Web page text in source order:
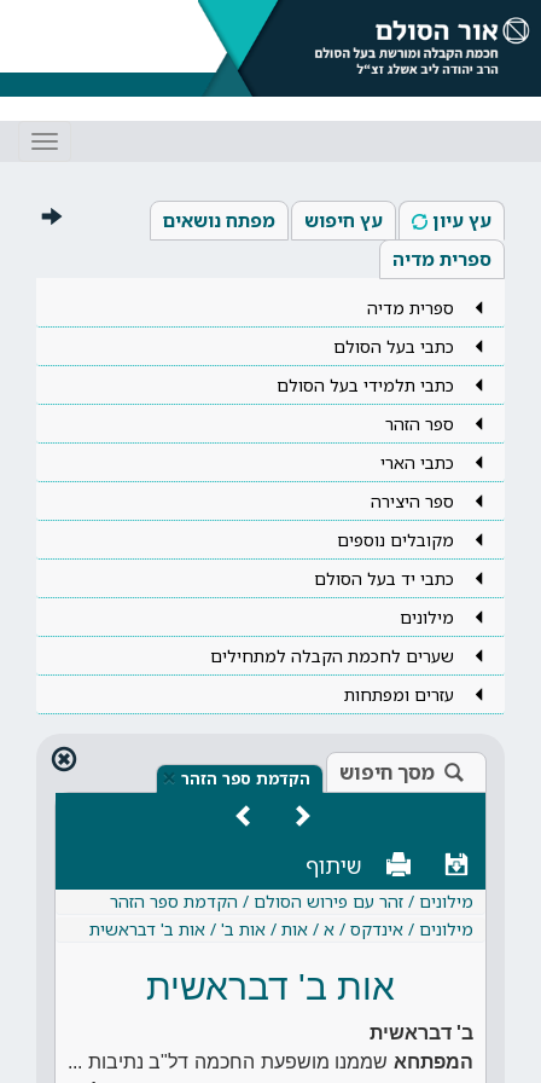
עץ עיון עץ חיפוש
מפתח נושאים
ספרית מדיה
ספרית מדיה
כתבי בעל הסולם
כתבי תלמידי בעל הסולם
ספר הזהר
כתבי הארי
ספר היצירה
מקובלים נוספים
כתבי יד בעל הסולם
מילונים
שערים לחכמת הקבלה למתחילים
עזרים ומפתחות
מסך חיפוש הקדמת ספר הזהר ×
שיתוף
מילונים / זהר עם פירוש הסולם / הקדמת ספר הזהר
מילונים / אינדקס / א / אות / אות ב' / אות ב' דבראשית
אות ב' דבראשית
ב' דבראשית
המפתחא שממנו מושפעת החכמה דל"ב נתיבות ...